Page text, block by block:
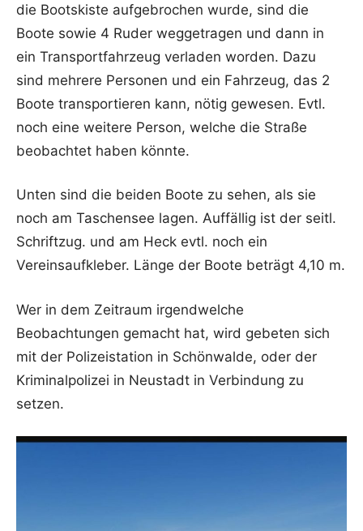
die Bootskiste aufgebrochen wurde, sind die
Boote sowie 4 Ruder weggetragen und dann in
ein Transportfahrzeug verladen worden. Dazu
sind mehrere Personen und ein Fahrzeug, das 2
Boote transportieren kann, nötig gewesen. Evtl.
noch eine weitere Person, welche die Straße
beobachtet haben könnte.
Unten sind die beiden Boote zu sehen, als sie
noch am Taschensee lagen. Auffällig ist der seitl.
Schriftzug. und am Heck evtl. noch ein
Vereinsaufkleber. Länge der Boote beträgt 4,10 m.
Wer in dem Zeitraum irgendwelche
Beobachtungen gemacht hat, wird gebeten sich
mit der Polizeistation in Schönwalde, oder der
Kriminalpolizei in Neustadt in Verbindung zu
setzen.